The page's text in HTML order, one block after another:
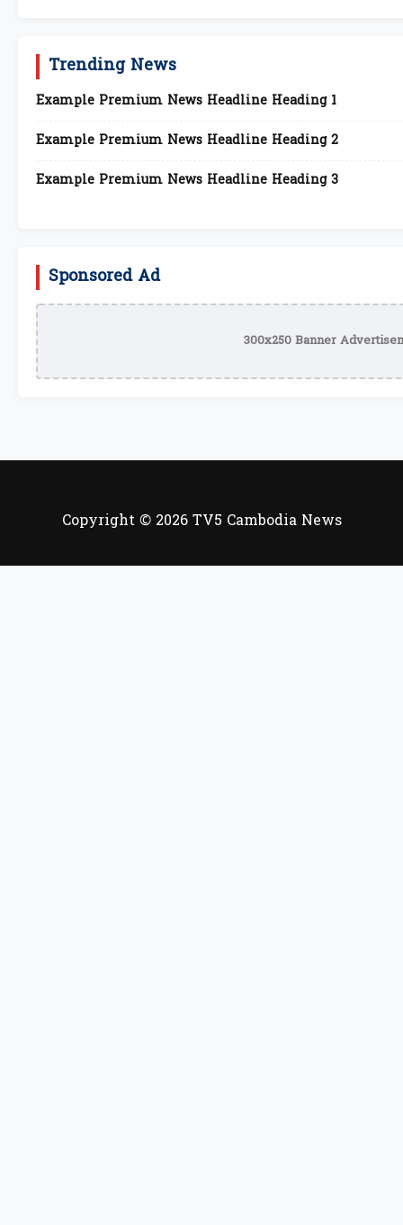
Trending News
Example Premium News Headline Heading 1
Example Premium News Headline Heading 2
Example Premium News Headline Heading 3
Sponsored Ad
300x250 Banner
Copyright © 2026 TV5 Cambodia News